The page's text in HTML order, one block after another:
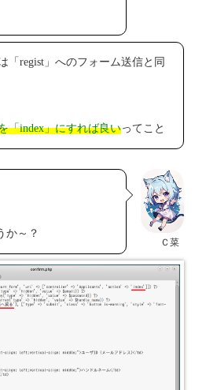
「regist」へのフォーム送信と同
「index」にすれば良いってこと
Ｃ菜
か～？